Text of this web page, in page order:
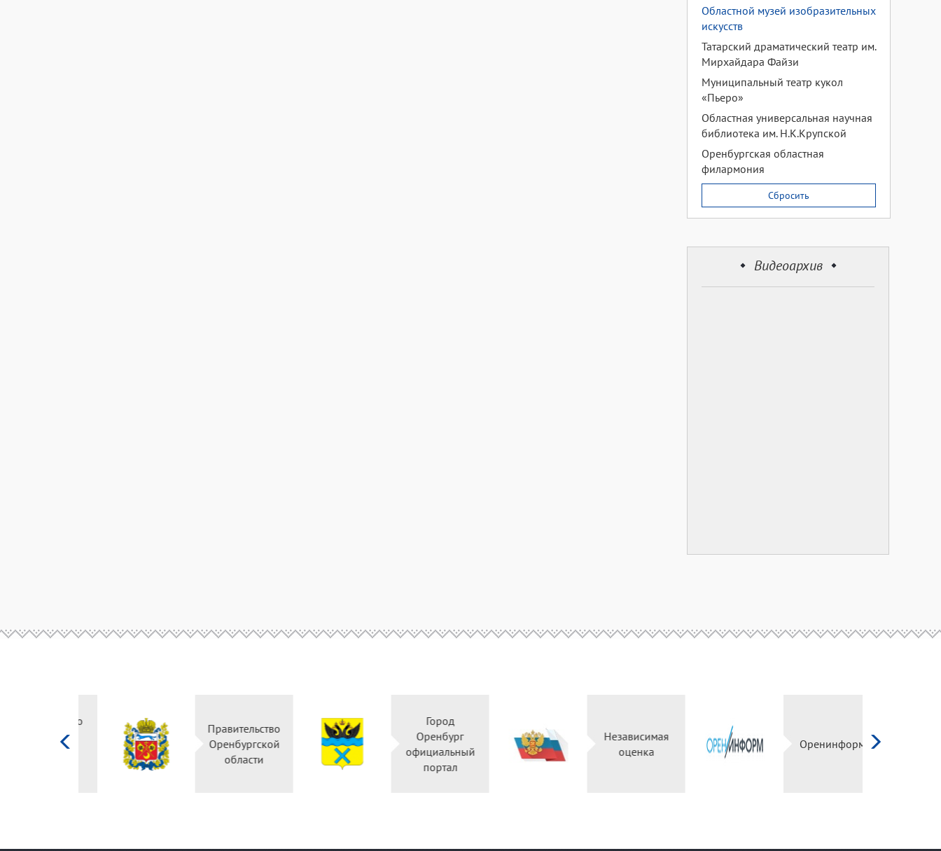
Областной музей изобразительных
искусств
Татарский драматический театр им.
Мирхайдара Файзи
Муниципальный театр кукол
«Пьеро»
Областная универсальная научная
библиотека им. Н.К.Крупской
Оренбургская областная
филармония
Сбросить
Видеоархив
Министерство
культуры
Российской
федерации
Правительство
Оренбургской
области
Оренбург
официальный
Независимая
оценка